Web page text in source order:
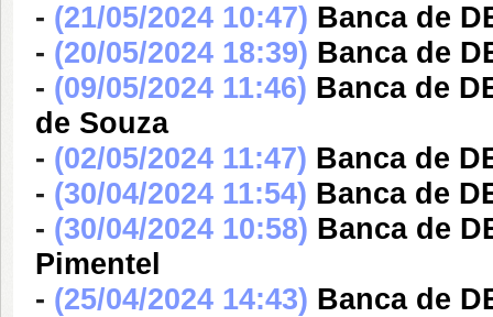
- (21/05/2024 10:47) Banca de
- (20/05/2024 18:39) Banca de
- (09/05/2024 11:46) Banca de
de Souza
- (02/05/2024 11:47) Banca de
- (30/04/2024 11:54) Banca de
- (30/04/2024 10:58) Banca de
Pimentel
- (25/04/2024 14:43) Banca de